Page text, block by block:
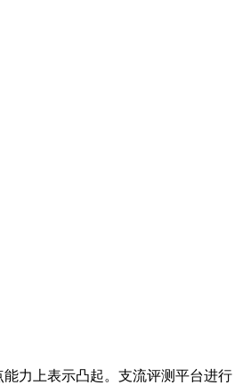
力上表示凸起。支流评测平台进行